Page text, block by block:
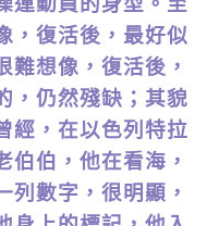
，復活後，最好似
難想像，復活後，
，仍然殘缺；其貌
經，在以色列特拉
伯伯，他在看海，
列數字，很明顯，